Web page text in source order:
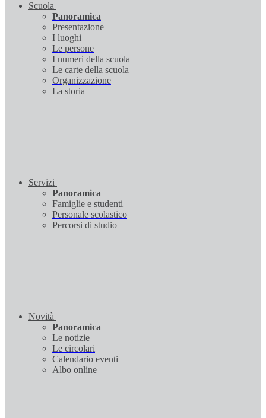
Scuola
Panoramica
Presentazione
I luoghi
Le persone
I numeri della scuola
Le carte della scuola
Organizzazione
La storia
Servizi
Panoramica
Famiglie e studenti
Personale scolastico
Percorsi di studio
Novità
Panoramica
Le notizie
Le circolari
Calendario eventi
Albo online